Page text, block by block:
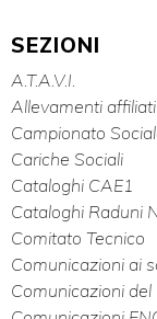
SEZIONI
A.T.A.V.I.
Allevamenti affiliati
Campionato
Cariche Sociali
Cataloghi CAE1
Cataloghi Raduni
Comitato Tecnico
Comunicazioni ai
Comunicazioni